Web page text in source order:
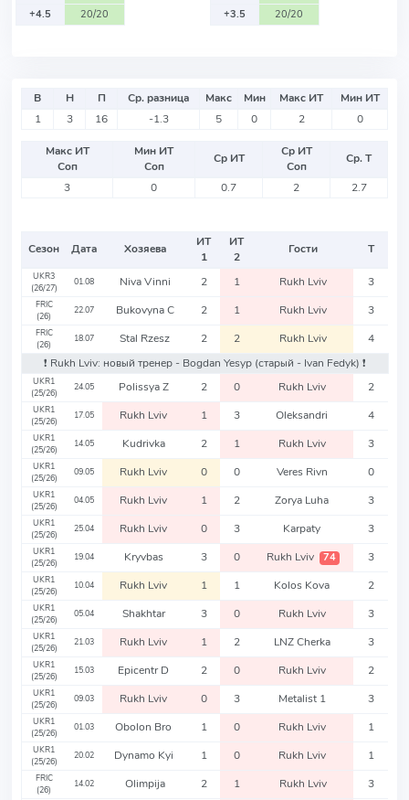
+4.5
20/20
+3.5
20/20
В Н П Ср. разница Макс Мин Макс ИТ
Мин ИТ
1
3 16 -1.3 5 0 2 0
Макс ИТ
Соп
Мин ИТ
Соп
Ср ИТ
Ср ИТ
Соп
Ср. Т
3
0 0.7 2 2.7
Сезон Дата Хозяева
ИТ
1
ИТ
2
Гости Т
UKR3
(26/27)
01.08 Niva Vinni 2 1 Rukh Lviv 3
FRIC
(26)
22.07 Bukovyna C 2 1 Rukh Lviv 3
FRIC
(26)
18.07 Stal Rzesz 2 2 Rukh Lviv
4
❗️ Rukh Lviv: новый тренер - Bogdan Yesyp (старый - Ivan Fedyk) ❗️
UKR1
(25/26)
24.05 Polissya Z 2 0 Rukh Lviv 2
UKR1
(25/26)
17.05 Rukh Lviv 1 3 Oleksandri 4
UKR1
(25/26)
14.05 Kudrivka 2 1 Rukh Lviv 3
UKR1
(25/26)
09.05 Rukh Lviv 0 0 Veres Rivn 0
UKR1
(25/26)
04.05 Rukh Lviv 1 2 Zorya Luha 3
UKR1
(25/26)
25.04 Rukh Lviv 0 3 Karpaty 3
UKR1
(25/26)
19.04 Kryvbas 3 0 Rukh Lviv 74 3
UKR1
(25/26)
10.04 Rukh Lviv 1 1 Kolos Kova 2
UKR1
(25/26)
05.04 Shakhtar 3 0 Rukh Lviv 3
UKR1
(25/26)
21.03 Rukh Lviv 1 2 LNZ Cherka 3
UKR1
(25/26)
15.03 Epicentr D 2 0 Rukh Lviv 2
UKR1
(25/26)
09.03 Rukh Lviv 0 3 Metalist 1 3
UKR1
(25/26)
01.03 Obolon Bro 1 0 Rukh Lviv 1
UKR1
(25/26)
20.02 Dynamo Kyi 1 0 Rukh Lviv 1
FRIC
(26)
14.02 Olimpija 2 1 Rukh Lviv 3